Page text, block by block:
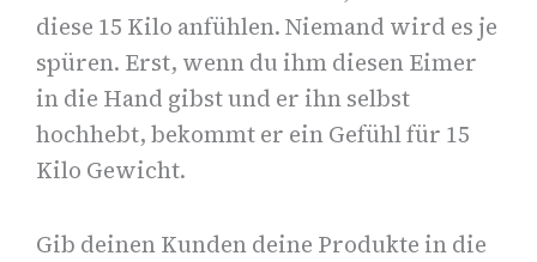
diese 15 Kilo anfühlen. Niemand wird es je
spüren. Erst, wenn du ihm diesen Eimer
in die Hand gibst und er ihn selbst
hochhebt, bekommt er ein Gefühl für 15
Kilo Gewicht.
Gib deinen Kunden deine Produkte in die